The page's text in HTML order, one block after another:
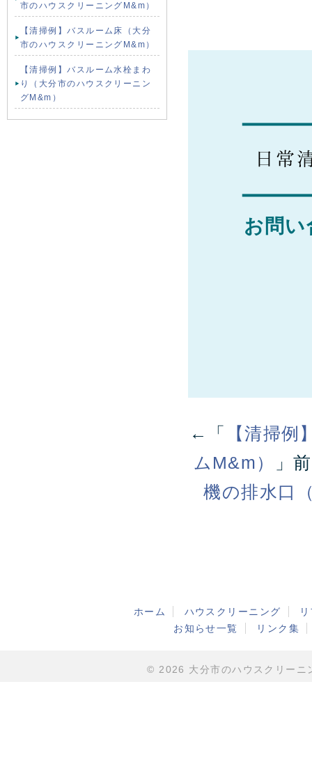
お問
←「
【清掃
ムM&m）
」
機の排水口
市のハウスクリーニングM&m）
【清掃例】バスルーム床（大分
市のハウスクリーニングM&m）
【清掃例】バスルーム水栓まわ
り（大分市のハウスクリーニン
グM&m）
ホーム ハウスクリーニング
お知らせ一覧
リンク集
© 2026 大分市のハウスクリー